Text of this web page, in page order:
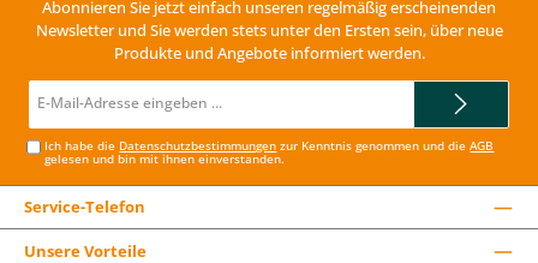
Abonnieren Sie jetzt einfach unseren regelmäßig erscheinenden
Newsletter und Sie werden stets unter den Ersten sein, über neue
Produkte und Angebote informiert werden.
Mail-
Ich habe die Datenschutzbestimmungen zur Kenntnis genommen und dieAGB
gelesen und bin mit ihnen einverstanden.
Service-Telefon
Unsere Vorteile